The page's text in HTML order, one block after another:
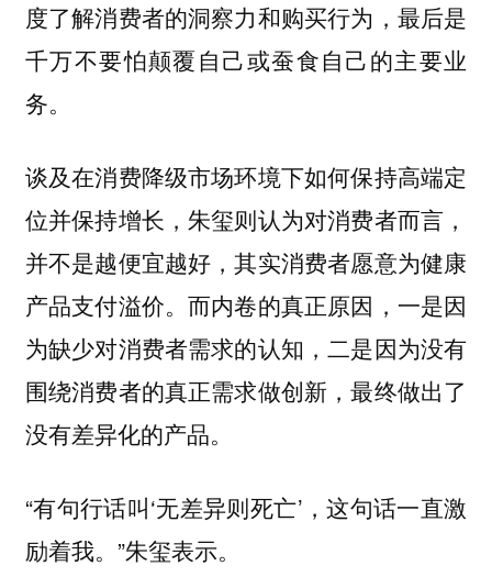
度了解消费者的洞察力和购买行为，最后是
千万不要怕颠覆自己或蚕食自己的主要业
务。
谈及在消费降级市场环境下如何保持高端定
位并保持增长，朱玺则认为对消费者而言，
并不是越便宜越好，其实消费者愿意为健康
产品支付溢价。而内卷的真正原因，一是因
为缺少对消费者需求的认知，二是因为没有
围绕消费者的真正需求做创新，最终做出了
没有差异化的产品。
“有句行话叫‘无差异则死亡’，这句话一直激
励着我。”朱玺表示。